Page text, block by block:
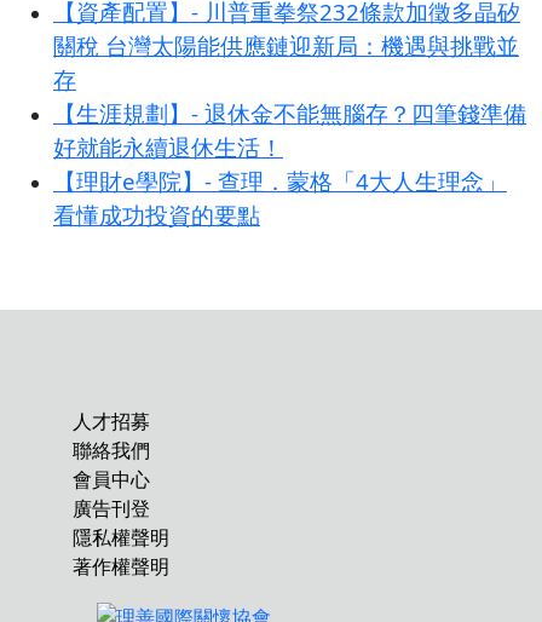
【資產配置】- 川普重拳祭232條款加徵多晶矽
關稅 台灣太陽能供應鏈迎新局：機遇與挑戰並
存
【生涯規劃】- 退休金不能無腦存？四筆錢準備
好就能永續退休生活！
【理財e學院】- 查理．蒙格「4大人生理念」
看懂成功投資的要點
人才招募
聯絡我們
會員中心
廣告刊登
隱私權聲明
著作權聲明